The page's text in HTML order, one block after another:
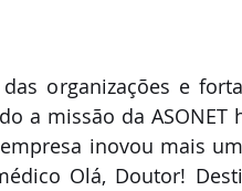
organizações e
a missão da ASONET
inovou mais
Olá, Doutor!